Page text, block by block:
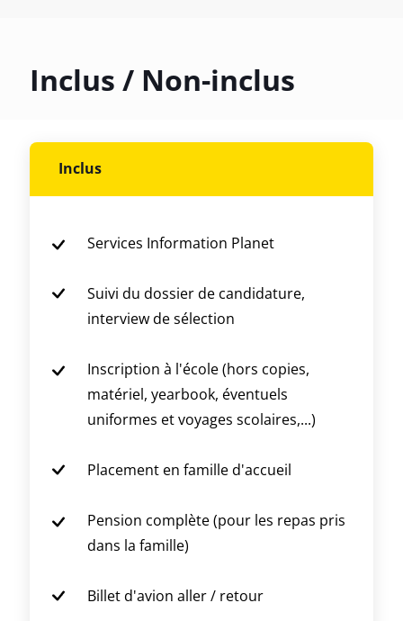
Inclus / Non-inclus
Inclus
Services Information Planet
Suivi du dossier de candidature,
interview de sélection
Inscription à l'école (hors copies,
matériel, yearbook, éventuels
uniformes et voyages scolaires,...)
Placement en famille d'accueil
Pension complète (pour les repas pris
dans la famille)
Billet d'avion aller / retour